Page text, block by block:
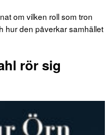
om vilken roll som tron
hur den påverkar samhället
rör sig